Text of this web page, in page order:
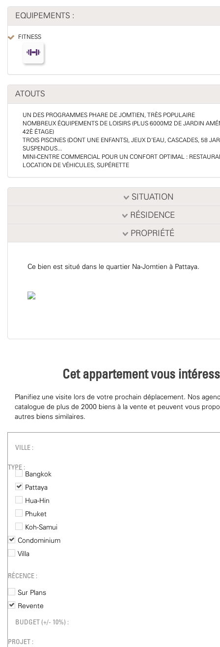
EQUIPEMENTS :
FITNESS
ATOUTS
UN DES PROGRAMMES PHARE DE JOMTIEN, TRÈS POPULAIRE
NOMBREUX ÉQUIPEMENTS DE LOISIRS (PLUS 6000M2 DE JARDIN
42È ÉTAGE)
TROIS PISCINES (DONT UNE ENFANTS), JEUX D'EAU, CASCADES, 58
SUSPENDUS...
MINI-CENTRE COMMERCIAL POUR UN CONFORT OPTIMAL :
LOCATION DE VÉHICULES, SUPÉRETTE
SITUATION
RÉSIDENCE
PROPRIÉTÉ
Ce bien est situé dans le quartier Na-Jomtien à Pattaya.
Cet appartement vous
Planifiez une visite lors de votre prochain déplacement. Nos
catalogue de plus de 2000 biens à la vente et peuvent vous
autres biens similaires.
VILLE :
TYPE :
Bangkok
Pattaya
Hua-Hin
Phuket
Koh-Samui
Condominium
Villa
RÉCENCE :
Sur Plans
Revente
BUDGET (+/- 10%) :
PROJET :